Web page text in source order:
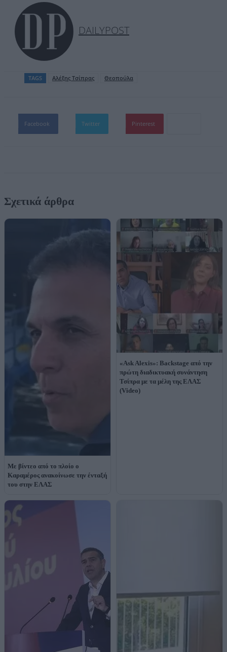
DAILYPOST
TAGS Αλέξης Τσίπρας Θεοπούλα
Facebook Twitter Pinterest
Σχετικά άρθρα
Με βίντεο από το πλοίο ο
Καραμέρος ανακοίνωσε την ένταξή
του στην ΕΛΑΣ
«Ask Alexis»: Backstage από την
πρώτη διαδικτυακή συνάντηση
Τσίπρα με τα μέλη της ΕΛΑΣ
(Video)